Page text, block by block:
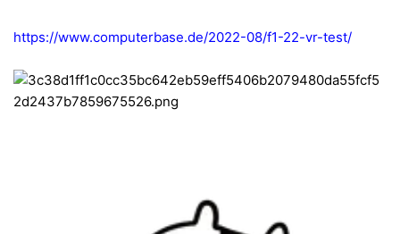
https://www.computerbase.de/2022-08/f1-22-vr-test/